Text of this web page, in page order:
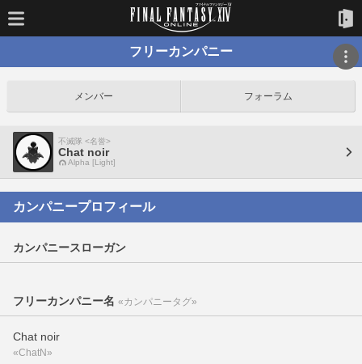
フリーカンパニー
メンバー フォーラム
不滅隊 <名誉>
Chat noir
Alpha [Light]
カンパニープロフィール
カンパニースローガン
フリーカンパニー名 «カンパニータグ»
Chat noir
«ChatN»